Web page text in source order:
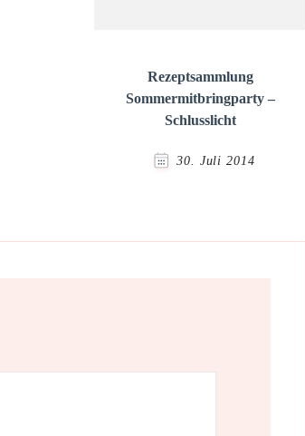
Rezeptsammlung
Sommermitbringparty –
Schlusslicht
30. Juli 2014